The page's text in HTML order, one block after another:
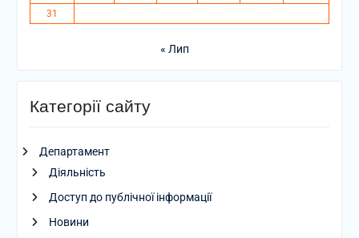
31
« Лип
Категорії сайту
Департамент
Діяльність
Доступ до публічної інформації
Новини